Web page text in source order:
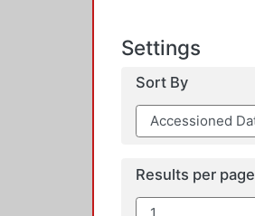
Settings
Sort By
Results per page